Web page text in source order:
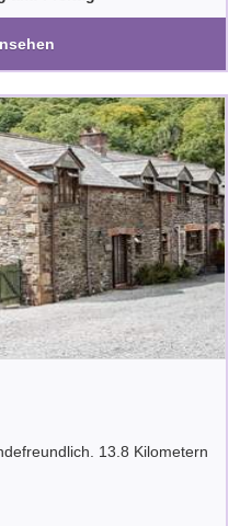
13.8 Kilometern